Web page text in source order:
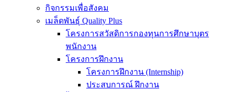
กิจกรรมเพื่อสังคม
เมล็ดพันธุ์ Quality Plus
โครงการสวัสดิการกองทุนการศึกษาบุตร
พนักงาน
โครงการฝึกงาน
โครงการฝึกงาน (Internship)
ประสบการณ์ ฝึกงาน